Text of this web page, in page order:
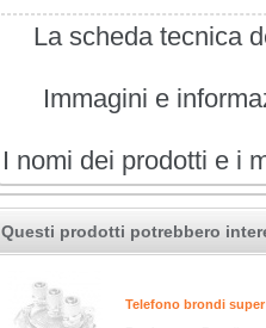
La scheda tecnica
Immagini e
I nomi dei prodotti e i
Questi prodotti potrebbero
Telefono brondi